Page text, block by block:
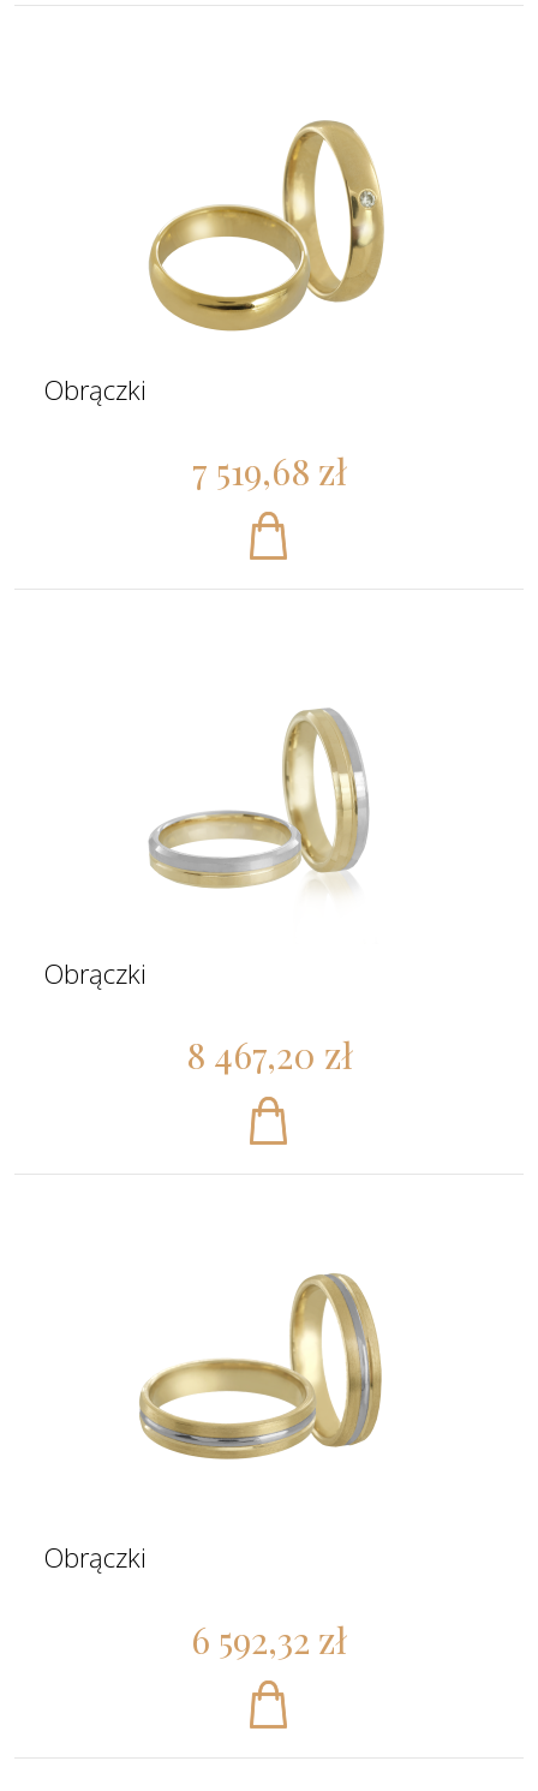
Obrączki
7 519,68 zł
Obrączki
8 467,20 zł
Obrączki
6 592,32 zł